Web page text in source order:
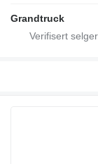
Grandtruck